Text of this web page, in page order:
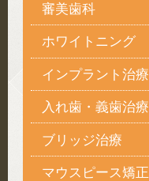
審美歯科
ホワイトニング
インプラント治療
入れ歯・義歯治療
ブリッジ治療
マウスピース矯正